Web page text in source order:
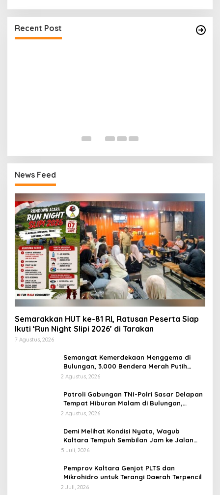
Recent Post
Alarm Darurat Meraung di Fuel Terminal
Simulasi Insiden BBM
News Feed
Semarakkan HUT ke-81 RI, Ratusan Peserta Siap
Ikuti ‘Run Night Slipi 2026’ di Tarakan
7 Agustus, 2026
Semangat Kemerdekaan Menggema di
Bulungan, 3.000 Bendera Merah Putih
Dibagikan di Tanjung Palas
2 Agustus, 2026
Patroli Gabungan TNI-Polri Sasar Delapan
Tempat Hiburan Malam di Bulungan,
Situasi Kondusif
2 Agustus, 2026
Demi Melihat Kondisi Nyata, Wagub
Kaltara Tempuh Sembilan Jam ke Jalan
Perbatasan dari Mahulu
5 Juli, 2026
Pemprov Kaltara Genjot PLTS dan
Mikrohidro untuk Terangi Daerah Terpencil
2 Juli, 2026